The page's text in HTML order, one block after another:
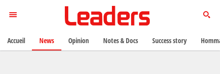
Accueil News Opinion Notes & Docs Success story